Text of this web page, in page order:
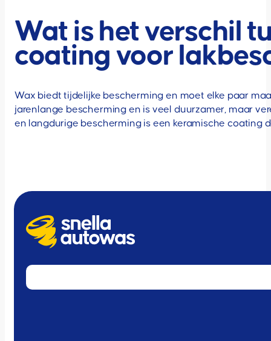
Wat is het verschil
coating voor
Wax biedt tijdelijke bescherming en moet elke paar
jarenlange bescherming en is veel duurzamer, maar
en langdurige bescherming is een keramische coating